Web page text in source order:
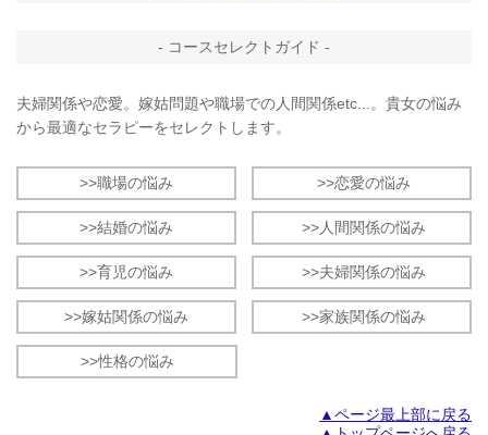
- コースセレクトガイド -
夫婦関係や恋愛。嫁姑問題や職場での人間関係etc...。貴女の悩み
から最適なセラピーをセレクトします。
>>職場の悩み >>恋愛の悩み
>>結婚の悩み >>人間関係の悩み
>>育児の悩み >>夫婦関係の悩み
>>嫁姑関係の悩み >>家族関係の悩み
>>性格の悩み
▲ページ最上部に戻る